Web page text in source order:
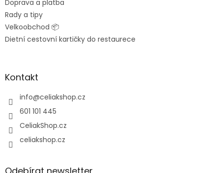
Doprava a platba
Rady a tipy
Velkoobchod 📦
Dietní cestovní kartičky do restaurece
Kontakt
info@celiakshop.cz
601 101 445
CeliakShop.cz
celiakshop.cz